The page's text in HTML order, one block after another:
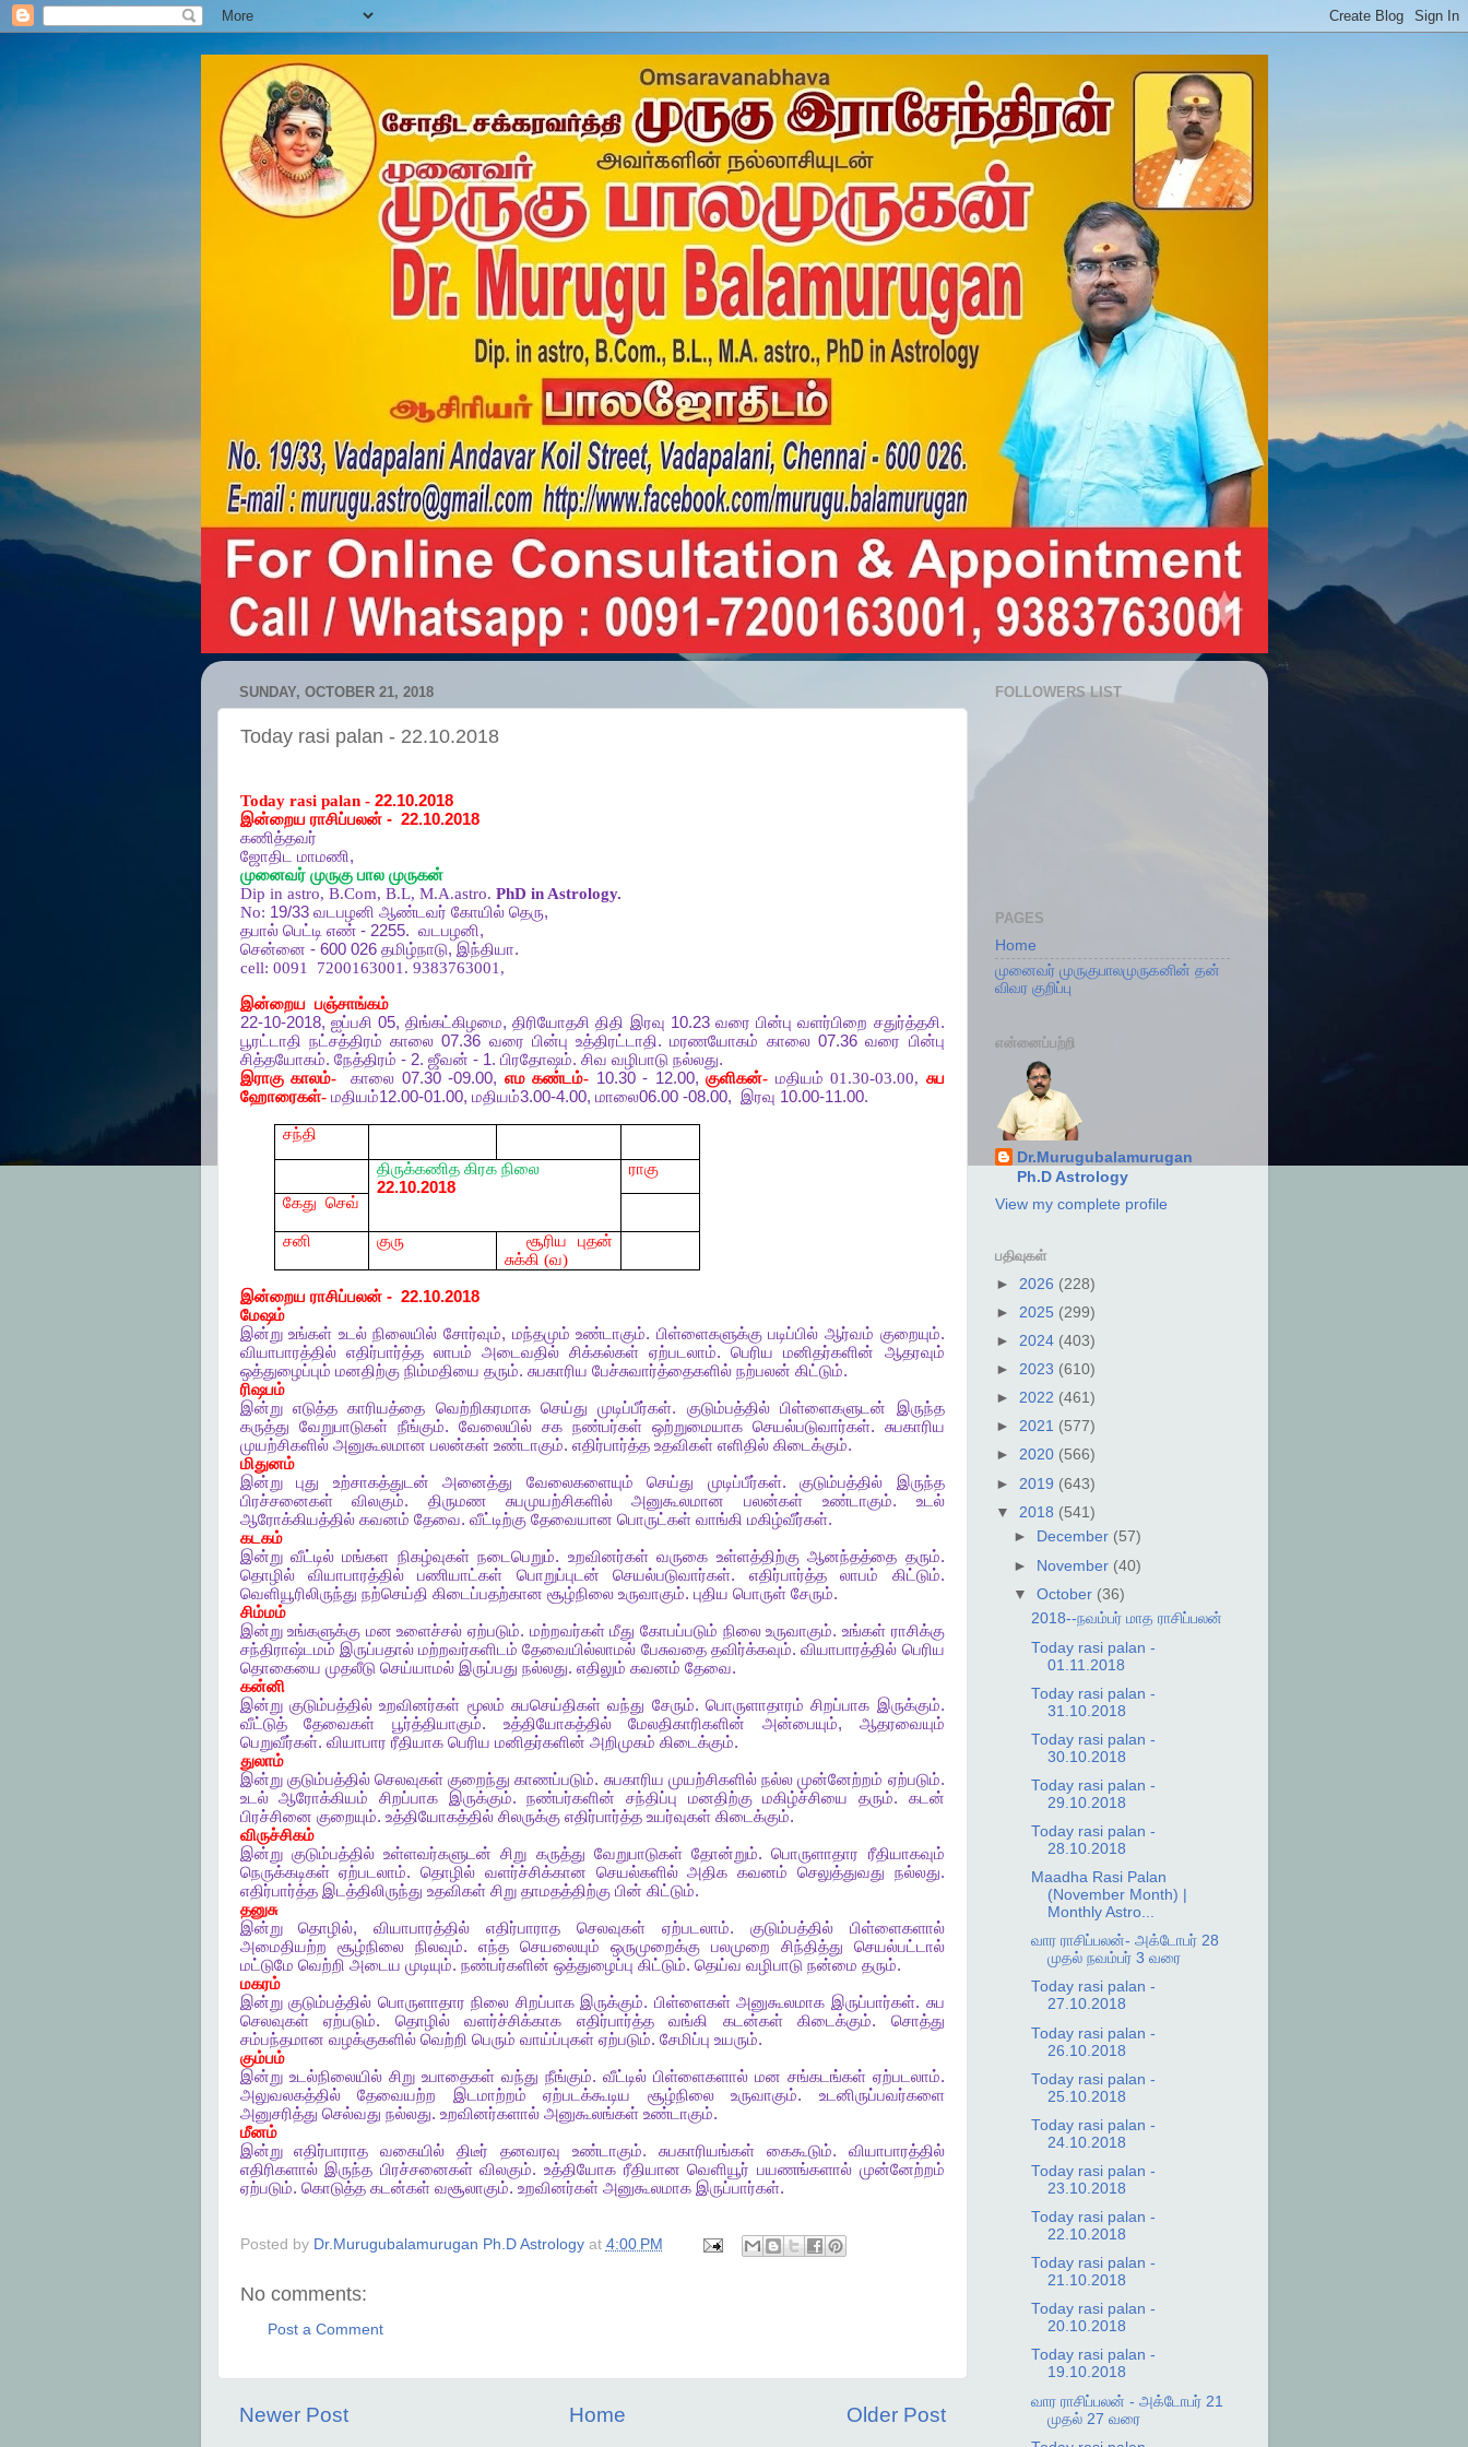
SUNDAY, OCTOBER 21, 2018
Today rasi palan - 22.10.2018
Today rasi palan - 22.10.2018
இன்றைய ராசிப்பலன் - 22.10.2018
கணித்தவர்
ஜோதிட
மாமணி,
முனைவர் முருகு பால முருகன்
Dip in astro, B.Com, B.L, M.A.astro. PhD in Astrology.
No: 19/33 வடபழனி ஆண்டவர் கோயில் தெரு,
தபால் பெட்டி எண்- 2255. வடபழனி,
சென்னை - 600 026 தமிழ்நாடு, இந்தியா.
cell: 0091 7200163001. 9383763001,
இன்றைய பஞ்சாங்கம்
22-10-2018, ஐப்பசி 05,திங்கட்கிழமை,திரியோதசி திதி இரவு 10.23 வரை பின்பு வளர்பிறை சதுர்த்தசி.
பூரட்டாதி நட்சத்திரம் காலை 07.36 வரை பின்பு உத்திரட்டாதி.மரணயோகம் காலை07.36வரை பின்பு
சித்தயோகம். நேத்திரம் - 2. ஜீவன் - 1. பிரதோஷம். சிவ வழிபாடு நல்லது.
இராகு காலம்- காலை 07.30 -09.00, எம கண்டம்- 10.30 - 12.00, குளிகன்- மதியம் 01.30-03.00, சுப
ஹோரைகள்- மதியம்12.00-01.00, மதியம்3.00-4.00, மாலை06.00 -08.00, இரவு 10.00-11.00.
சந்தி
திருக்கணித கிரக நிலை
22.10.2018
ராகு
கேது செவ்
சனி குரு
சூரிய புதன்
சுக்கி (வ)
இன்றைய ராசிப்பலன்- 22.10.2018
மேஷம்
இன்று உங்கள் உடல் நிலையில் சோர்வும், மந்தமும் உண்டாகும். பிள்ளைகளுக்கு படிப்பில் ஆர்வம் குறையும்.
வியாபாரத்தில் எதிர்பார்த்த லாபம் அடைவதில் சிக்கல்கள் ஏற்படலாம்.பெரிய மனிதர்களின்
ஆதரவும்
ஒத்துழைப்பும் மனதிற்கு நிம்மதியை தரும். சுபகாரிய பேச்சுவார்த்தைகளில் நற்பலன் கிட்டும்.
ரிஷபம்
இன்று எடுத்த காரியத்தை வெற்றிகரமாக செய்து முடிப்பீர்கள். குடும்பத்தில் பிள்ளைகளுடன்
இருந்த
கருத்து
வேறுபாடுகள் நீங்கும். வேலையில் சக நண்பர்கள் ஒற்றுமையாக செயல்படுவார்கள். சுபகாரிய
முயற்சிகளில் அனுகூலமான பலன்கள் உண்டாகும். எதிர்பார்த்த உதவிகள் எளிதில் கிடைக்கும்.
மிதுனம்
இன்று
புது உற்சாகத்துடன் அனைத்து வேலைகளையும் செய்து முடிப்பீர்கள். குடும்பத்தில்
இருந்த
பிரச்சனைகள்
விலகும். திருமண சுபமுயற்சிகளில் அனுகூலமான பலன்கள் உண்டாகும். உடல்
ஆரோக்கியத்தில் கவனம் தேவை. வீட்டிற்கு தேவையான பொருட்கள் வாங்கி மகிழ்வீர்கள்.
கடகம்
இன்று வீட்டில் மங்கள நிகழ்வுகள் நடைபெறும். உறவினர்கள் வருகை உள்ளத்திற்கு ஆனந்தத்தை தரும்.
தொழில்
வியாபாரத்தில் பணியாட்கள் பொறுப்புடன் செயல்படுவார்கள். எதிர்பார்த்த லாபம் கிட்டும்.
வெளியூரிலிருந்து நற்செய்தி கிடைப்பதற்கான சூழ்நிலை உருவாகும். புதிய பொருள் சேரும்.
சிம்மம்
இன்று உங்களுக்கு மன உளைச்சல் ஏற்படும். மற்றவர்கள் மீது கோபப்படும் நிலை உருவாகும். உங்கள் ராசிக்கு
சந்திராஷ்டமம் இருப்பதால் மற்றவர்களிடம் தேவையில்லாமல் பேசுவதை தவிர்க்கவும்.வியாபாரத்தில் பெரிய
தொகையை முதலீடு செய்யாமல் இருப்பது நல்லது. எதிலும் கவனம் தேவை.
கன்னி
இன்று குடும்பத்தில் உறவினர்கள் மூலம் சுபசெய்திகள் வந்து சேரும். பொருளாதாரம் சிறப்பாக இருக்கும்.
வீட்டுத்
தேவைகள் பூர்த்தியாகும். உத்தியோகத்தில் மேலதிகாரிகளின் அன்பையும், ஆதரவையும்
பெறுவீர்கள். வியாபார ரீதியாக பெரிய மனிதர்களின் அறிமுகம் கிடைக்கும்.
துலாம்
இன்று குடும்பத்தில் செலவுகள் குறைந்து காணப்படும். சுபகாரிய முயற்சிகளில் நல்ல முன்னேற்றம் ஏற்படும்.
உடல்
ஆரோக்கியம் சிறப்பாக இருக்கும்.நண்பர்களின் சந்திப்பு மனதிற்கு மகிழ்ச்சியை தரும். கடன்
பிரச்சினை குறையும். உத்தியோகத்தில் சிலருக்கு எதிர்பார்த்த உயர்வுகள் கிடைக்கும்.
விருச்சிகம்
இன்று குடும்பத்தில் உள்ளவர்களுடன் சிறு கருத்து வேறுபாடுகள் தோன்றும்.பொருளாதார
ரீதியாகவும்
நெருக்கடிகள் ஏற்படலாம். தொழில் வளர்ச்சிக்கான செயல்களில் அதிக கவனம் செலுத்துவது நல்லது.
எதிர்பார்த்த இடத்திலிருந்து உதவிகள் சிறு தாமதத்திற்கு பின் கிட்டும்.
தனுசு
இன்று
தொழில்,வியாபாரத்தில் எதிர்பாராத செலவுகள் ஏற்படலாம். குடும்பத்தில்
பிள்ளைகளால்
அமைதியற்ற
சூழ்நிலை நிலவும். எந்த செயலையும் ஒருமுறைக்கு பலமுறை சிந்தித்து
செயல்பட்டால்
மட்டுமே வெற்றி அடைய முடியும். நண்பர்களின் ஒத்துழைப்பு கிட்டும். தெய்வ வழிபாடு நன்மை தரும்.
மகரம்
இன்று குடும்பத்தில் பொருளாதார நிலை சிறப்பாக இருக்கும். பிள்ளைகள் அனுகூலமாக இருப்பார்கள். சுப
செலவுகள்
ஏற்படும். தொழில் வளர்ச்சிக்காக எதிர்பார்த்த வங்கி கடன்கள் கிடைக்கும். சொத்து
சம்பந்தமான வழக்குகளில் வெற்றி பெரும் வாய்ப்புகள் ஏற்படும். சேமிப்பு உயரும்.
கும்பம்
இன்று உடல்நிலையில் சிறு உபாதைகள் வந்து நீங்கும். வீட்டில் பிள்ளைகளால் மன சங்கடங்கள் ஏற்படலாம்.
அலுவலகத்தில்
தேவையற்ற இடமாற்றம் ஏற்படக்கூடிய சூழ்நிலை உருவாகும். உடனிருப்பவர்களை
அனுசரித்து செல்வது நல்லது. உறவினர்களால் அனுகூலங்கள் உண்டாகும்.
மீனம்
இன்று
எதிர்பாராத வகையில் திடீர் தனவரவு உண்டாகும். சுபகாரியங்கள் கைகூடும். வியாபாரத்தில்
எதிரிகளால் இருந்த பிரச்சனைகள் விலகும். உத்தியோக ரீதியான வெளியூர் பயணங்களால் முன்னேற்றம்
ஏற்படும். கொடுத்த கடன்கள் வசூலாகும். உறவினர்கள் அனுகூலமாக இருப்பார்கள்.
Posted by Dr.Murugubalamurugan Ph.D Astrology at 4:00 PM
No comments:
Post a Comment
Newer Post Older Post
Home
FOLLOWERS LIST
PAGES
Home
முனைவர் முருகுபாலமுருகனின் தன்
விவர குறிப்பு
என்னைப்பற்றி
Dr.Murugubalamurugan
Ph.D Astrology
View my complete profile
பதிவுகள்
► 2026 (228)
► 2025 (299)
► 2024 (403)
► 2023 (610)
► 2022 (461)
► 2021 (577)
► 2020 (566)
► 2019 (643)
▼ 2018 (541)
►
December (57)
► November (40)
▼ October (36)
2018--நவம்பர் மாத ராசிப்பலன்
Today rasi palan -
01.11.2018
Today rasi palan -
31.10.2018
Today rasi palan -
30.10.2018
Today rasi palan -
29.10.2018
Today rasi palan -
28.10.2018
Maadha Rasi Palan
(November Month) |
Monthly Astro...
வார ராசிப்பலன்- அக்டோபர் 28
முதல் நவம்பர் 3 வரை
Today rasi palan -
27.10.2018
Today rasi palan -
26.10.2018
Today rasi palan -
25.10.2018
Today rasi palan -
24.10.2018
Today rasi palan -
23.10.2018
Today rasi palan -
22.10.2018
Today rasi palan -
21.10.2018
Today rasi palan -
20.10.2018
Today rasi palan -
19.10.2018
வார ராசிப்பலன் - அக்டோபர் 21
முதல் 27 வரை